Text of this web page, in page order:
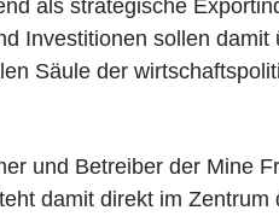
als strategische
Investitionen sollen damit
Säule der
und Betreiber der Mine
damit direkt im Zentrum